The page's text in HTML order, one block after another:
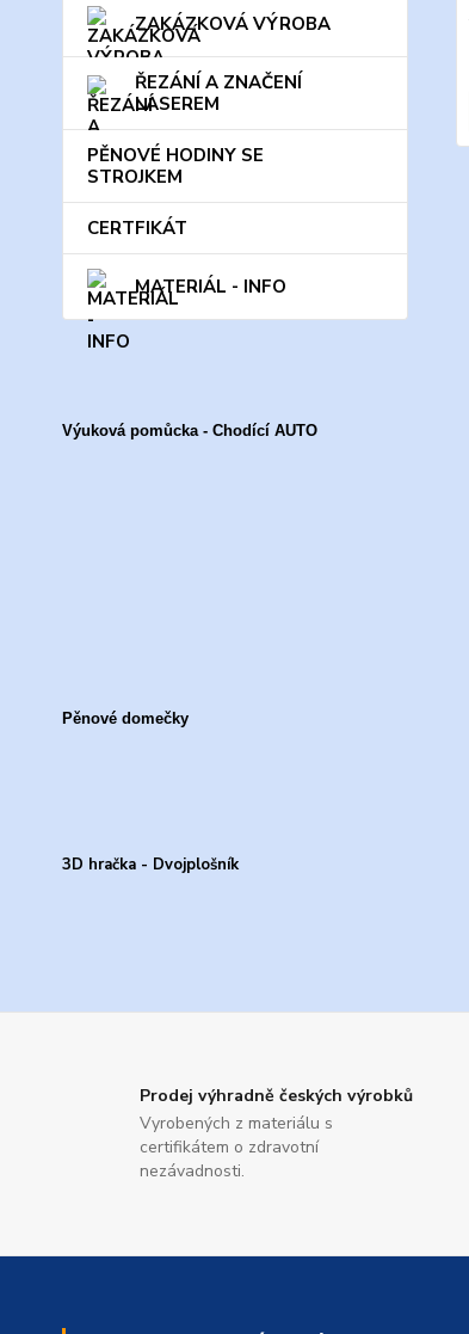
ZAKÁZKOVÁ VÝROBA
ŘEZÁNÍ A ZNAČENÍ
LASEREM
PĚNOVÉ HODINY SE
STROJKEM
CERTFIKÁT
MATERIÁL - INFO
Výuková pomůcka - Chodící AUTO
Pěnové domečky
3D hračka - Dvojplošník
Prodej výhradně českých výrobků
Vyrobených z materiálu s
certifikátem o zdravotní
nezávadnosti.